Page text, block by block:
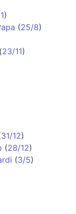
)
(25/8)
(23/11)
31/12)
(28/12)
(3/5)